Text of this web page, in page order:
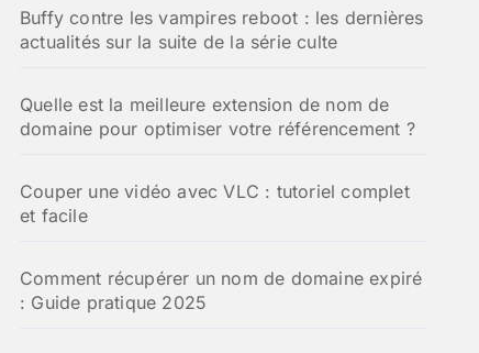
Buffy contre les vampires reboot : les dernières
actualités sur la suite de la série culte
Quelle est la meilleure extension de nom de
domaine pour optimiser votre référencement ?
Couper une vidéo avec VLC : tutoriel complet
et facile
Comment récupérer un nom de domaine expiré
: Guide pratique 2025